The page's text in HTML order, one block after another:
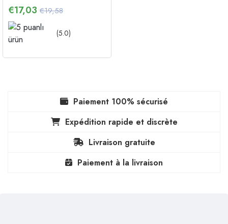
€17,03 €19,58
(5.0)
Paiement 100% sécurisé
Expédition rapide et discrète
Livraison gratuite
Paiement à la livraison